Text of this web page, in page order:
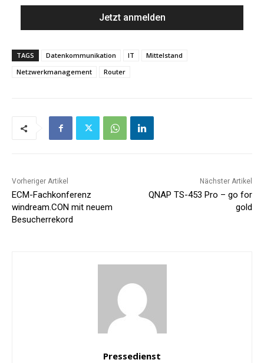
TAGS Datenkommunikation IT
Mittelstand
Netzwerkmanagement
Router
Vorheriger Artikel
ECM-Fachkonferenz
windream.CON mit neuem
Besucherrekord
Nächster Artikel
QNAP TS-453 Pro – go for
gold
Pressedienst